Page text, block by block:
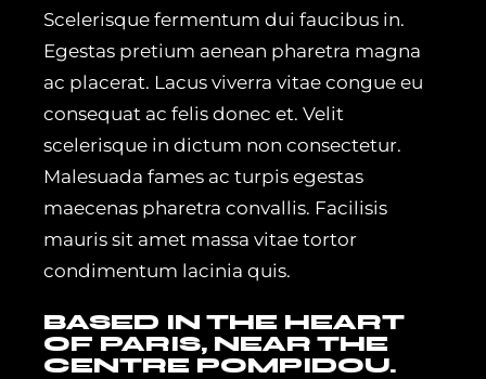
Scelerisque fermentum dui faucibus in.
Egestas pretium aenean pharetra magna
ac placerat. Lacus viverra vitae congue eu
consequat ac felis donec et. Velit
scelerisque in dictum non consectetur.
Malesuada fames ac turpis egestas
maecenas pharetra convallis. Facilisis
mauris sit amet massa vitae tortor
condimentum lacinia quis.
BASED IN THE HEART
OF PARIS, NEAR THE
CENTRE POMPIDOU.